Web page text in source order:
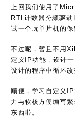
上回我们使用了
RTL计数器分频驱
试一个玩单片机的
不过呢，暂且不用
定义IP功能，设计
设计的程序中循环改
顺便，学习自定义
力与软核方便编写
东西啦。